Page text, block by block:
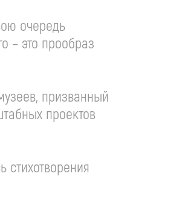
очередь
– это прообраз
призванный
проектов
стихотворения